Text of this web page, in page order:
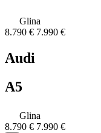
Glina
8.790 € 7.990 €
Audi
A5
Glina
8.790 € 7.990 €